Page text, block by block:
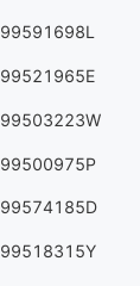
99591698L
99521965E
99503223W
99500975P
99574185D
99518315Y